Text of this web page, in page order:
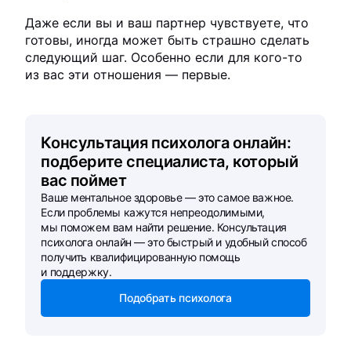
Даже если вы и ваш партнер чувствуете, что
готовы, иногда может быть страшно сделать
следующий шаг. Особенно если для кого-то
из вас эти отношения — первые.
Консультация психолога онлайн:
подберите специалиста, который
вас поймет
Ваше ментальное здоровье — это самое важное.
Если проблемы кажутся непреодолимыми,
мы поможем вам найти решение. Консультация
психолога онлайн — это быстрый и удобный способ
получить квалифицированную помощь
и поддержку.
Подобрать психолога